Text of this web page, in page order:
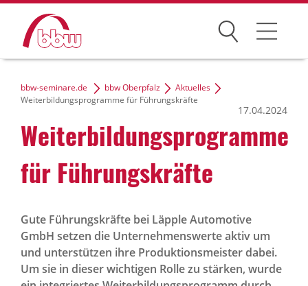
Suchen
Weiterbildung
Förderungen
Projekte
Über uns
News Archiv
bbw-seminare.de bbw Oberpfalz
Aktuelles
Weiterbildungsprogramme für Führungskräfte
Weiterbildungsprogramme
für Führungskräfte
17.04.2024
Gute Führungskräfte bei Läpple Automotive
GmbH setzen die Unternehmenswerte aktiv um
und unterstützen ihre Produktionsmeister dabei.
Um sie in dieser wichtigen Rolle zu stärken, wurde